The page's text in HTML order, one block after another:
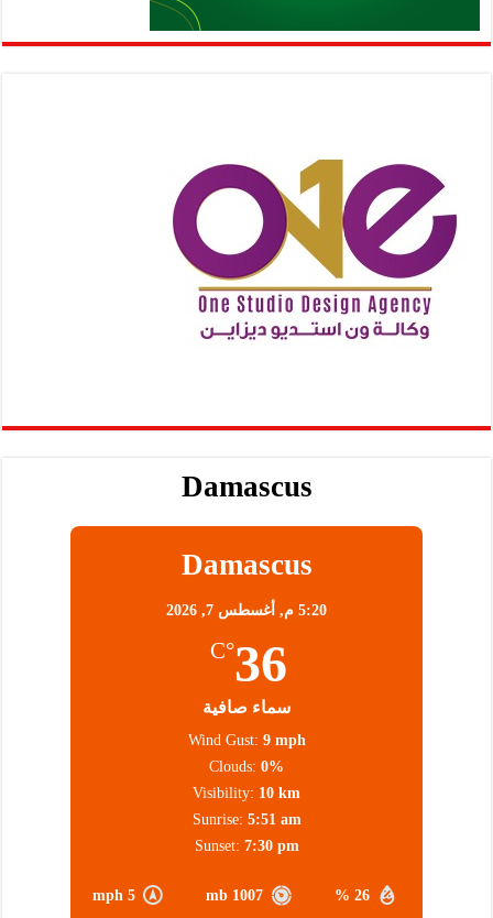
Damascus
Damascus
5:20 م, أغسطس 7, 2026
36
°C
سماء صافية
26 %
1007 mb
5 mph
Wind Gust: 9 mph
Clouds: 0%
Visibility: 10 km
Sunrise: 5:51 am
Sunset: 7:30 pm